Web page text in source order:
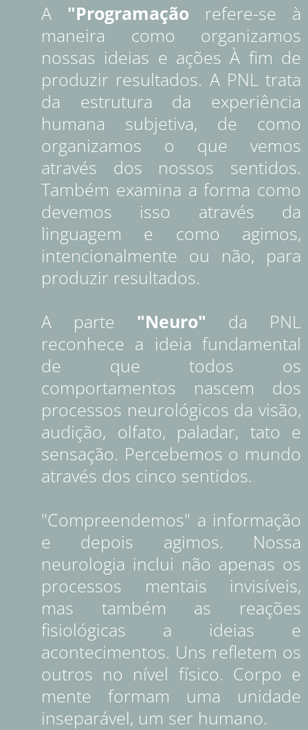
A "Programação refere-se à
maneira como organizamos
nossas ideias e ações À fim de
produzir resultados. A PNL trata
da estrutura da experiência
humana subjetiva, de como
organizamos o que vemos
através dos nossos sentidos.
Também examina a forma como
devemos isso através da
linguagem e como agimos,
intencionalmente ou não, para
produzir resultados.
A parte "Neuro" da PNL
reconhece a ideia fundamental
de que todos os
comportamentos nascem dos
processos neurológicos da visão,
audição, olfato, paladar, tato e
sensação. Percebemos o mundo
através dos cinco sentidos.
"Compreendemos" a informação
e depois agimos. Nossa
neurologia inclui não apenas os
processos mentais invisíveis,
mas também as reações
fisiológicas a ideias e
acontecimentos. Uns refletem os
outros no nível físico. Corpo e
mente formam uma unidade
inseparável, um ser humano.